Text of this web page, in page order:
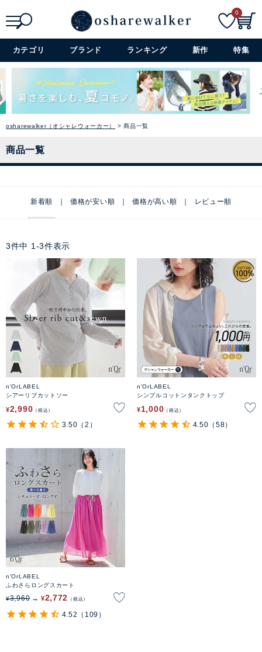
詳細検索+
0
カテゴリ ブランド ランキング 新作 特集
osharewalker（オシャレウォーカー） 商品一覧
商品一覧
新着順 価格が安い順 価格が高い順 レビュー順
3件中 1 -3件表示
n'OrLABEL
シアーリブカットソー
¥2,990 税込
3.50 （2）
n'OrLABEL
シンプルコットンタンクトップ
¥1,000 税込
4.50 （58）
n'OrLABEL
ふわさらロングスカート
¥3,960 ¥2,772 税込
4.52 （109）